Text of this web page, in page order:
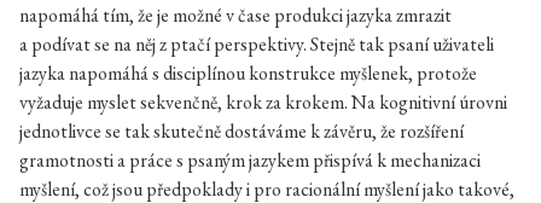
napomáhá tím, že je možné v čase produkci jazyka zmrazit
a podívat se na něj z ptačí perspektivy. Stejně tak psaní uživateli
jazyka napomáhá s disciplínou konstrukce myšlenek, protože
vyžaduje myslet sekvenčně, krok za krokem. Na kognitivní úrovni
jednotlivce se tak skutečně dostáváme k závěru, že rozšíření
gramotnosti a práce s psaným jazykem přispívá k mechanizaci
myšlení, což jsou předpoklady i pro racionální myšlení jako takové,